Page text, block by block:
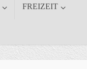
FREIZEIT